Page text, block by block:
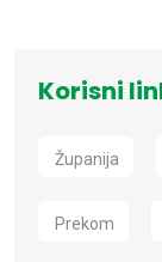
Korisni
Županija
Prekom